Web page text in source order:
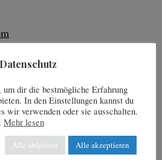
kronplatz/st-
dir die bestmögliche Erfahrung
In den Einstellungen kannst du
wir verwenden oder sie ausschalten.
Mehr lesen
Alle ablehnen Alle akzeptieren